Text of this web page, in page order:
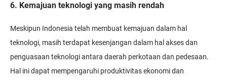
6. Kemajuan teknologi yang masih rendah
Meskipun Indonesia telah membuat kemajuan dalam hal
teknologi, masih terdapat kesenjangan dalam hal akses dan
penguasaan teknologi antara daerah perkotaan dan pedesaan.
Hal ini dapat mempengaruhi produktivitas ekonomi dan